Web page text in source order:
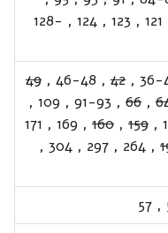
121
,
123
,
124
,
128-
36-
,
42
,
46-48
,
49
,
66
,
91-93
,
109
,
,
159
,
160
,
169
,
171
,
264
,
297
,
304
,
,
57